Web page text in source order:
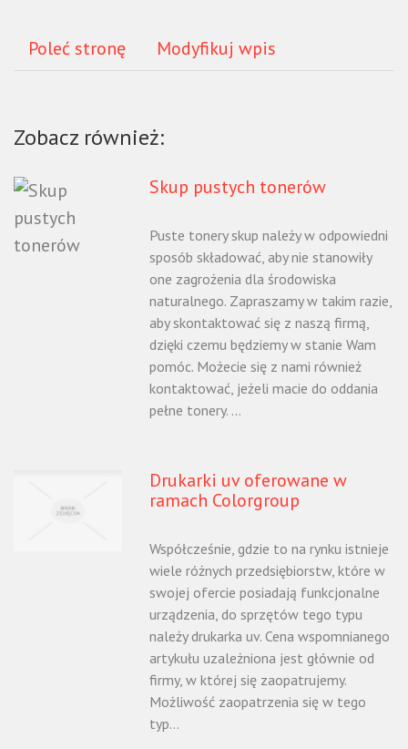
Poleć stronę Modyfikuj wpis
Zobacz również:
Skup pustych tonerów
Puste tonery skup należy w odpowiedni
sposób składować, aby nie stanowiły
one zagrożenia dla środowiska
naturalnego. Zapraszamy w takim razie,
aby skontaktować się z naszą firmą,
dzięki czemu będziemy w stanie Wam
pomóc. Możecie się z nami również
kontaktować, jeżeli macie do oddania
pełne tonery. ...
Drukarki uv oferowane w
ramach Colorgroup
Współcześnie, gdzie to na rynku istnieje
wiele różnych przedsiębiorstw, które w
swojej ofercie posiadają funkcjonalne
urządzenia, do sprzętów tego typu
należy drukarka uv. Cena wspomnianego
artykułu uzależniona jest głównie od
firmy, w której się zaopatrujemy.
Możliwość zaopatrzenia się w tego
typ...